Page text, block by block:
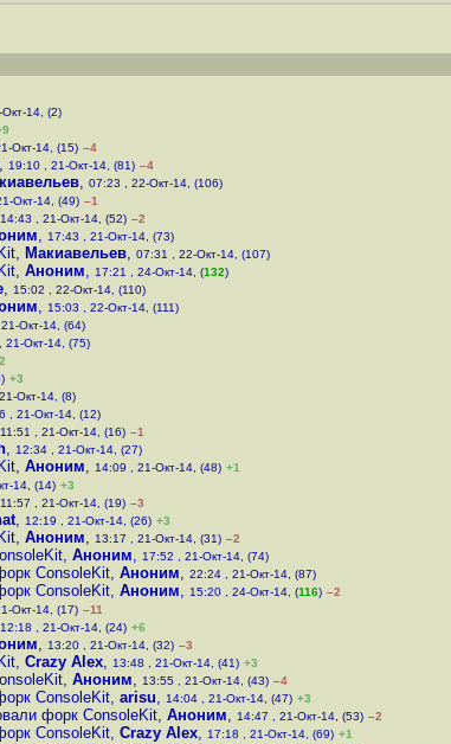
14, (2)
Окт-14, (15) –4
, 19:10 , 21-Окт-14, (81) –4
, 07:23 , 22-Окт-14, (106)
Окт-14, (49) –1
14:43 , 21-Окт-14, (52) –2
, 17:43 , 21-Окт-14, (73)
, Макиавельев, 07:31 , 22-Окт-14, (107)
, Аноним, 17:21 , 24-Окт-14, (132)
, 15:02 , 22-Окт-14, (110)
, 15:03 , 22-Окт-14, (111)
Окт-14, (64)
21-Окт-14, (75)
+3
Окт-14, (8)
, 21-Окт-14, (12)
11:51 , 21-Окт-14, (16) –1
, 12:34 , 21-Окт-14, (27)
, Аноним, 14:09 , 21-Окт-14, (48) +1
14, (14) +3
11:57 , 21-Окт-14, (19) –3
, 12:19 , 21-Окт-14, (26) +3
, Аноним, 13:17 , 21-Окт-14, (31) –2
, Аноним, 17:52 , 21-Окт-14, (74)
ConsoleKit, Аноним, 22:24 , 21-Окт-14, (87)
ConsoleKit, Аноним, 15:20 , 24-Окт-14, (116) –2
Окт-14, (17) –11
12:18 , 21-Окт-14, (24) +6
, 13:20 , 21-Окт-14, (32) –3
, Crazy Alex, 13:48 , 21-Окт-14, (41) +3
, Аноним, 13:55 , 21-Окт-14, (43) –4
ConsoleKit, arisu, 14:04 , 21-Окт-14, (47) +3
форк ConsoleKit, Аноним, 14:47 , 21-Окт-14, (53) –2
ConsoleKit, Crazy Alex, 17:18 , 21-Окт-14, (69) +1